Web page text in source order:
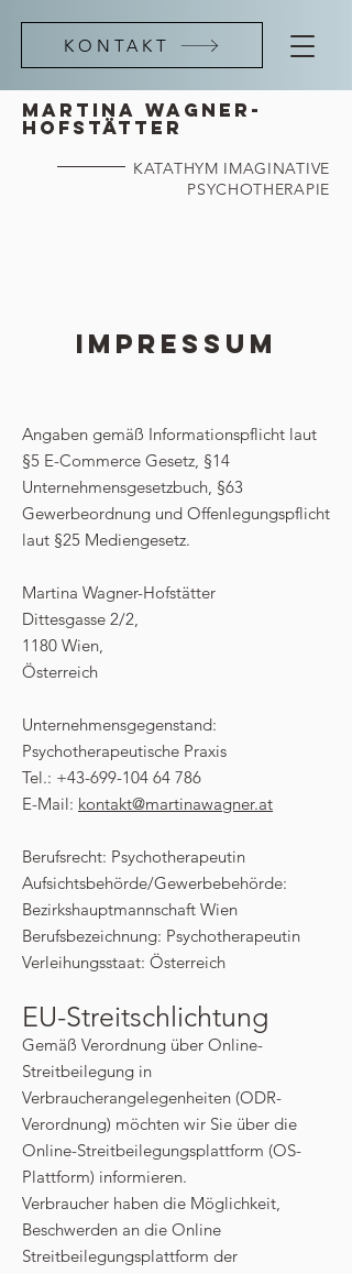
KONTAKT
martina wagner-
Hofstätter
KATATHYM IMAGINATIVE
PSYCHOTHERAPIE
Impressum
Angaben gemäß Informationspflicht laut
§5 E-Commerce Gesetz, §14
Unternehmensgesetzbuch, §63
Gewerbeordnung und Offenlegungspflicht
laut §25 Mediengesetz.
Martina Wagner-Hofstätter
Dittesgasse 2/2,
1180 Wien,
Österreich
Unternehmensgegenstand:
Psychotherapeutische Praxis
Tel.: +43-699-104 64 786
E-Mail: kontakt@martinawagner.at
Berufsrecht: Psychotherapeutin
Aufsichtsbehörde/Gewerbebehörde:
Bezirkshauptmannschaft Wien
Berufsbezeichnung: Psychotherapeutin
Verleihungsstaat: Österreich
EU-Streitschlichtung
Gemäß Verordnung über Online-
Streitbeilegung in
Verbraucherangelegenheiten (ODR-
Verordnung) möchten wir Sie über die
Online-Streitbeilegungsplattform (OS-
Plattform) informieren.
Verbraucher haben die Möglichkeit,
Beschwerden an die Online
Streitbeilegungsplattform der